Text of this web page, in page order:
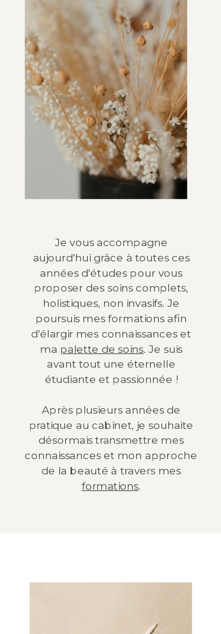
Je vous accompagne
aujourd'hui grâce à toutes ces
années d'études pour vous
proposer des soins complets,
holistiques, non invasifs. Je
poursuis mes formations afin
d’élargir mes connaissances et
ma palette de soins. ​Je suis
avant tout une éternelle
étudiante et passionnée !
Après plusieurs années de
pratique au cabinet, je souhaite
désormais transmettre mes
connaissances et mon approche
de la beauté à travers mes
formations.